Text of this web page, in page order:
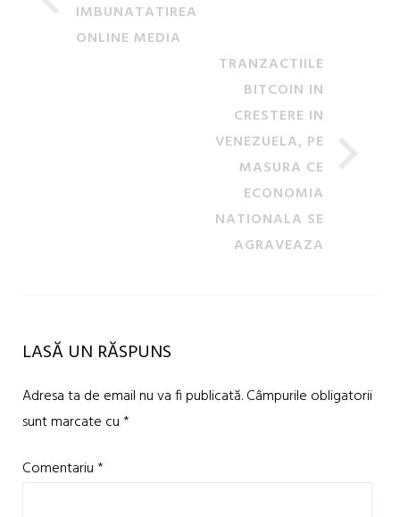
IMBUNATATIREA
ONLINE MEDIA
TRANZACTIILE
BITCOIN IN
CRESTERE IN
VENEZUELA, PE
MASURA CE
ECONOMIA
NATIONALA SE
AGRAVEAZA
LASĂ UN RĂSPUNS
Adresa ta de email nu va fi publicată.Câmpurile obligatorii
sunt marcate cu*
Comentariu*